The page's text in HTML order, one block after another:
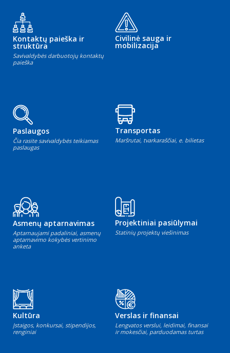
Kontaktų paieška ir
struktūra
Savivaldybės darbuotojų kontaktų
paieška
Civilinė sauga ir
mobilizacija
Paslaugos
Čia rasite savivaldybės teikiamas
paslaugas
Transportas
Maršrutai, tvarkaraščiai, e. bilietas
Asmenų aptarnavimas
Aptarnaujami padaliniai, asmenų
aptarnavimo kokybės vertinimo
anketa
Projektiniai pasiūlymai
Statinių projektų viešinimas
Kultūra
Įstaigos, konkursai, stipendijos,
renginiai
Verslas ir finansai
Lengvatos verslui, leidimai, finansai
ir mokesčiai, parduodamas turtas